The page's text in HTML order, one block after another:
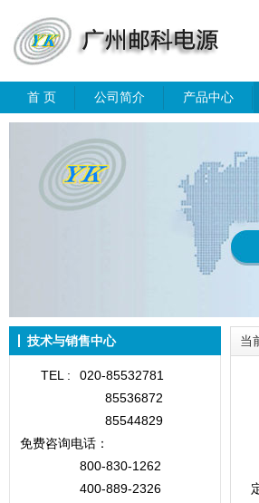
首 页 公司简介 产品中心
技术与销售中心
TEL :
020-85532781
85536872
85544829
免费咨询电话：
800-830-1262
400-889-2326
当